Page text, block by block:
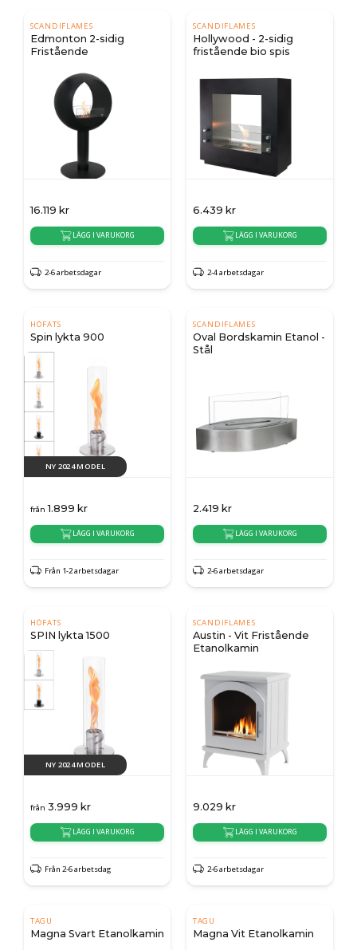
SCANDIFLAMES
Edmonton 2-sidig
Fristående
16.119 kr
LÄGG I VARUKORG
2-6 arbetsdagar
SCANDIFLAMES
Hollywood - 2-sidig
fristående bio spis
6.439 kr
LÄGG I VARUKORG
2-4 arbetsdagar
HÖFATS
Spin lykta 900
NY 2024 MODEL
från 1.899 kr
LÄGG I VARUKORG
Från 1-2 arbetsdagar
SCANDIFLAMES
Oval Bordskamin Etanol -
Stål
2.419 kr
LÄGG I VARUKORG
2-6 arbetsdagar
HÖFATS
SPIN lykta 1500
NY 2024 MODEL
från 3.999 kr
LÄGG I VARUKORG
Från 2-6 arbetsdag
SCANDIFLAMES
Austin - Vit Fristående
Etanolkamin
9.029 kr
LÄGG I VARUKORG
2-6 arbetsdagar
TAGU
Magna Svart Etanolkamin
TAGU
Magna Vit Etanolkamin